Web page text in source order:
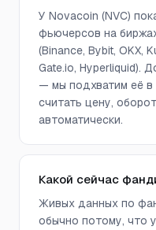
У Novacoin (NVC)
фьючерсов на
(Binance, Bybit, OKX,
Gate.io, Hyperliquid).
— мы подхватим её в
считать цену,
автоматически.
Какой сейчас
Живых данных по
обычно потому, что